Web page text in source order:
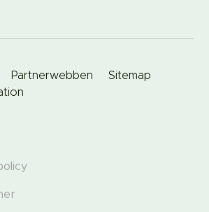
Partnerwebben
Sitemap